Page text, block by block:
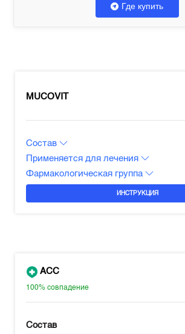
Где купить
MUCOVIT
Состав
Применяется для лечения
Фармакологическая группа
ИНСТРУКЦИЯ
ACC
100%совпадение
Состав